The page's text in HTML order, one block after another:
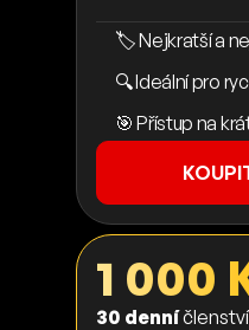
🏷️ Nejkratší a
🔍 Ideální pro
🎯 Přístup na
1 000
30 denníčlenství